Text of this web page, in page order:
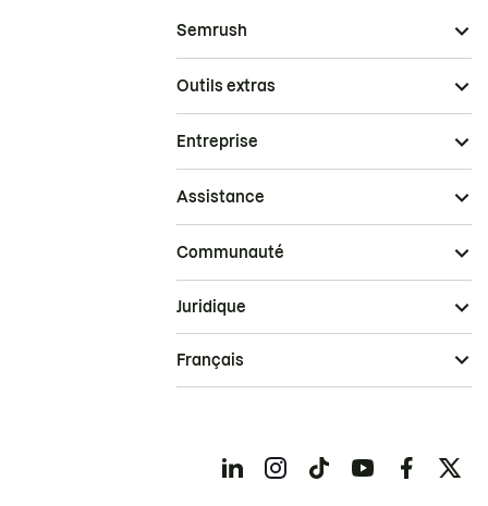
Semrush
Outils extras
Entreprise
Assistance
Communauté
Juridique
Français